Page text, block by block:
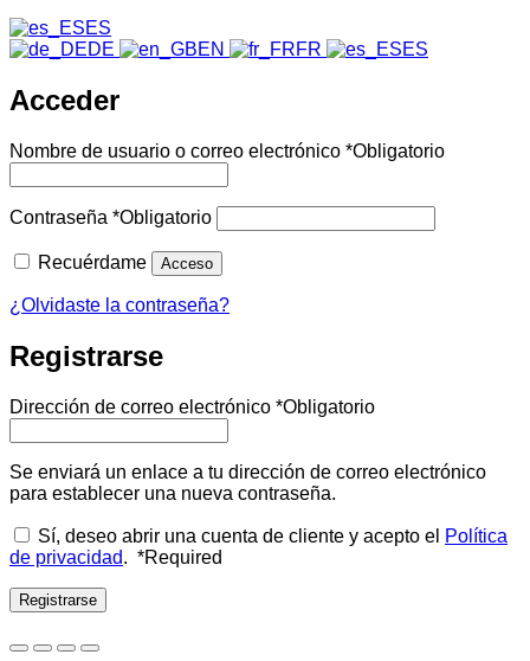
ES
DE
EN FR ES
Acceder
Nombre de usuario o correo electrónico *Obligatorio
Contraseña *Obligatorio
Recuérdame Acceso
¿Olvidaste la contraseña?
Registrarse
Dirección de correo electrónico *Obligatorio
Se enviará un enlace a tu dirección de correo electrónico
para establecer una nueva contraseña.
Sí, deseo abrir una cuenta de cliente y acepto el Política
de privacidad. *Required
Registrarse